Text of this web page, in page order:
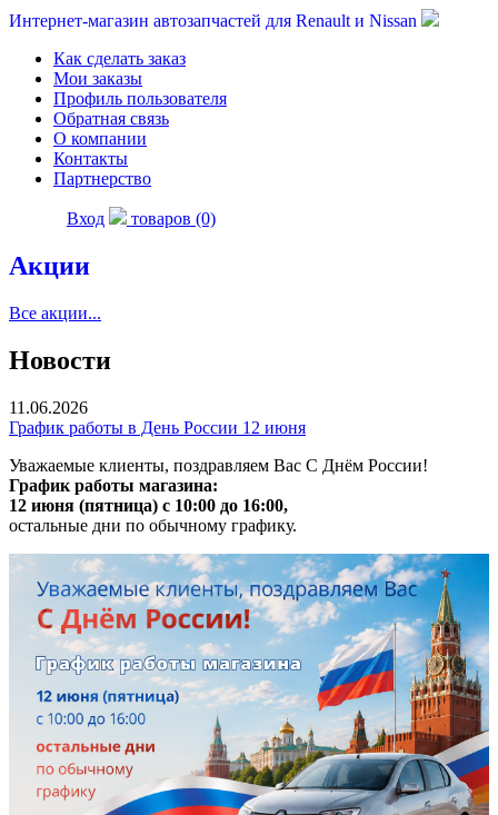
Интернет-магазин автозапчастей для Renault и Nissan
Как сделать заказ
Мои заказы
Профиль пользователя
Обратная связь
О компании
Контакты
Партнерство
Вход товаров (0)
Акции
Все акции...
Новости
11.06.2026
График работы в День России 12 июня
Уважаемые клиенты, поздравляем Вас С Днём России!
График работы магазина:
12 июня (пятница) с 10:00 до 16:00,
остальные дни по обычному графику.